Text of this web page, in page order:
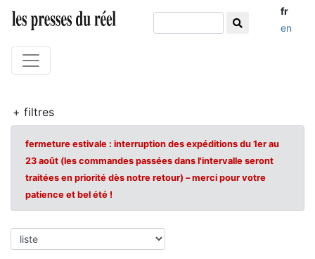
fr
en
+ filtres
fermeture estivale : interruption des expéditions du 1er au
23 août (les commandes passées dans l'intervalle seront
traitées en priorité dès notre retour) – merci pour votre
patience et bel été !